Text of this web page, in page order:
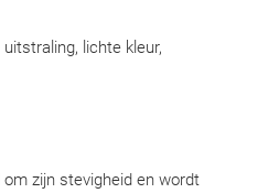
lichte kleur,
zijn stevigheid en wordt